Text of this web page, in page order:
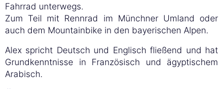
Fahrrad unterwegs.
Zum Teil mit Rennrad im Münchner Umland oder
auch dem Mountainbike in den bayerischen Alpen.
Alex spricht Deutsch und Englisch fließend und hat
Grundkenntnisse in Französisch und ägyptischem
Arabisch.